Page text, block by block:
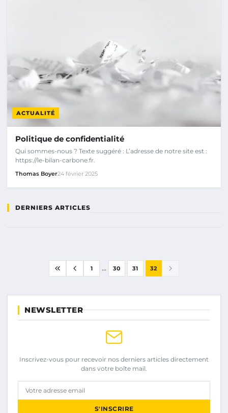
ACTUALITÉ
Politique de confidentialité
Qui sommes-nous ? Texte suggéré : L’adresse de notre site est :
https://le-bilan-carbone.fr.
Thomas Boyer24 février 2025
DERNIERS ARTICLES
1 ... 30 31 32
NEWSLETTER
Inscrivez-vous pour recevoir nos derniers articles directement
dans votre boîte mail.
Votre adresse email
S'INSCRIRE